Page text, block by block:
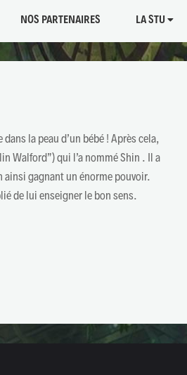
NOS PARTENAIRES LA STU
la peau d’un bébé ! Après cela,
Walford”) qui l’a nommé Shin . Il a
gagnant un énorme pouvoir.
de lui enseigner le bon sens.